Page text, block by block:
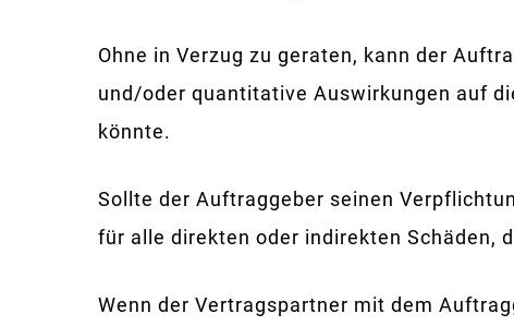
Ohne in Verzug zu geraten, kann der
und/oder quantitative Auswirkungen auf
könnte.
Sollte der Auftraggeber seinen
für alle direkten oder indirekten Schäden,
Wenn der Vertragspartner mit dem